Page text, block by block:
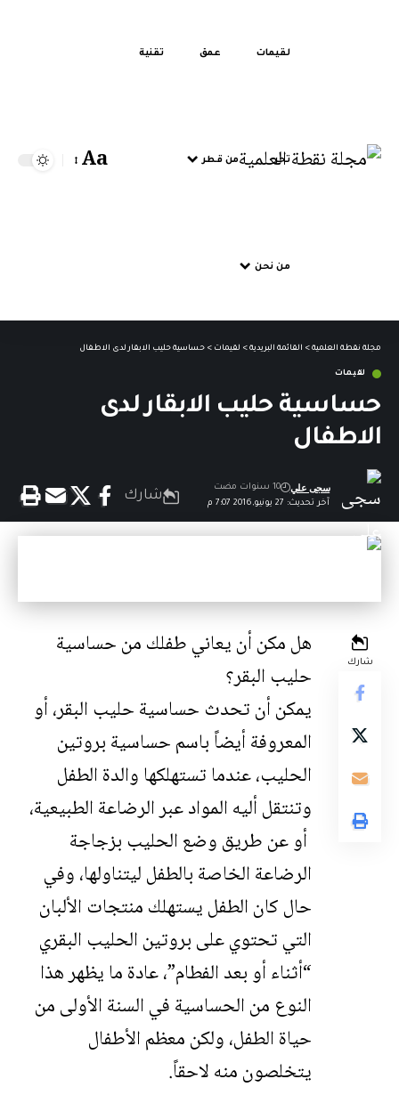
لقيمات عمق تقنية
تحر من قطر
من نحن
Aa
مجلة نقطة العلمية > القائمة البريدية > لقيمات > حساسية حليب الابقار لدى الاطفال
لقيمات
حساسية حليب الابقار لدى
الاطفال
آخر تحديث: 27 يونيو,2016 7:07 م
سجى علي 10 سنوات مضت
شارك
شارك
هل مكن أن يعاني طفلك من حساسية
حليب البقر؟
يمكن أن تحدث حساسية حليب البقر، أو
المعروفة أيضاً باسم حساسية بروتين
الحليب، عندما تستهلكها والدة الطفل
وتنتقل أليه المواد عبر الرضاعة الطبيعية،
أو عن طريق وضع الحليب بزجاجة
الرضاعة الخاصة بالطفل ليتناولها، وفي
حال كان الطفل يستهلك منتجات الألبان
التي تحتوي على بروتين الحليب البقري
“أثناء أو بعد الفطام”، عادة ما يظهر هذا
النوع من الحساسية في السنة الأولى من
حياة الطفل، ولكن معظم الأطفال
يتخلصون منه لاحقاً.